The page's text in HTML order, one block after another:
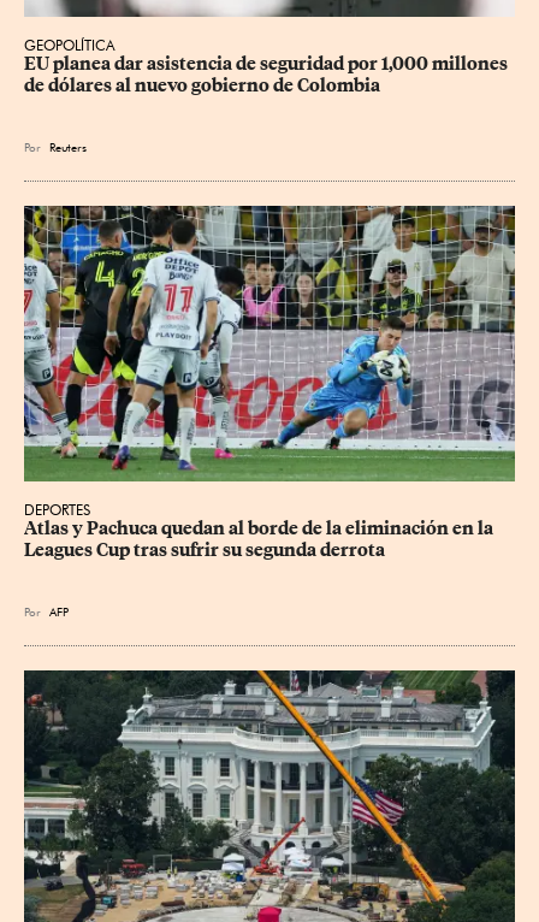
GEOPOLÍTICA
EU planea dar asistencia de seguridad por 1,000 millones
de dólares al nuevo gobierno de Colombia
Por Reuters
DEPORTES
Atlas y Pachuca quedan al borde de la eliminación en la
Leagues Cup tras sufrir su segunda derrota
Por AFP